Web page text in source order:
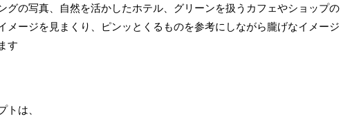
グの写真、自然を活かしたホテル、グリーンを扱うカフェやショップの
メージを見まくり、ピンッとくるものを参考にしながら朧げなイメージ
す
は、